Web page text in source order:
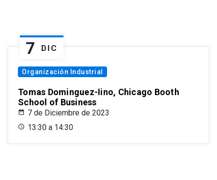
7 DIC
Organización Industrial
Tomas Dominguez-Iino, Chicago Booth
School of Business
7 de Diciembre de 2023
13:30 a 14:30